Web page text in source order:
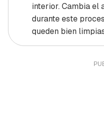
interior. Cambia el
durante este
queden bien